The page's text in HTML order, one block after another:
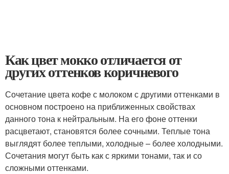
Как цвет мокко отличается от
других оттенков коричневого
Сочетание цвета кофе с молоком с другими оттенками в
основном построено на приближенных свойствах
данного тона к нейтральным. На его фоне оттенки
расцветают, становятся более сочными. Теплые тона
выглядят более теплыми, холодные – более холодными.
Сочетания могут быть как с яркими тонами, так и со
сложными оттенками.